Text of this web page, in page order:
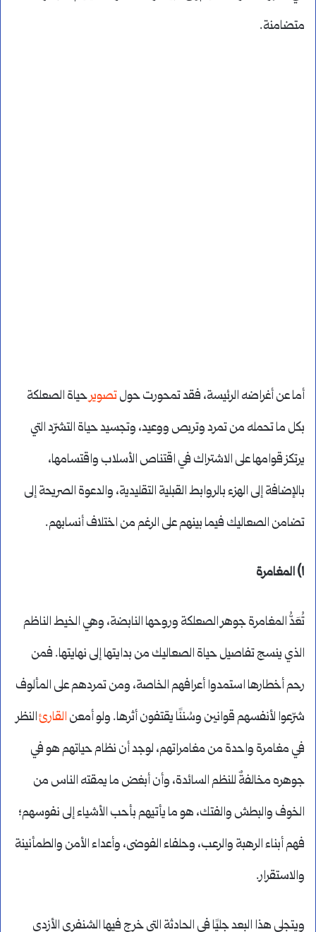
متضامنة.
أما عن أغراضه الرئيسة، فقد تمحورت حولتصويرحياة الصعلكة
بكل ما تحمله من تمرد وتربص ووعيد، وتجسيد حياة التشرّد التي
يرتكز قوامها على الاشتراك في اقتناص الأسلاب واقتسامها،
بالإضافة إلى الهزء بالروابط القبلية التقليدية، والدعوة الصريحة إلى
تضامن الصعاليك فيما بينهم على الرغم من اختلاف أنسابهم.
١) المغامرة
تُعَدُّ المغامرة جوهر الصعلكة وروحها النابضة، وهي الخيط الناظم
الذي ينسج تفاصيل حياة الصعاليك من بدايتها إلى نهايتها. فمن
رحم أخطارها استمدوا أعرافهم الخاصة، ومن تمردهم على المألوف
شرّعوا لأنفسهم قوانين وسُننًا يقتفون أثرها. ولو أمعن القارئالنظر
في مغامرة واحدة من مغامراتهم، لوجد أن نظام حياتهم هو في
جوهره مخالفةٌ للنظم السائدة، وأن أبغض ما يمقته الناس من
الخوف والبطش والفتك، هو ما يأتيهم بأحب الأشياء إلى نفوسهم؛
فهم أبناء الرهبة والرعب، وحلفاء الفوضى، وأعداء الأمن والطمأنينة
والاستقرار.
ويتجلى هذا البعد جليًا في الحادثة التي خرج فيها الشنفرى الأزدي